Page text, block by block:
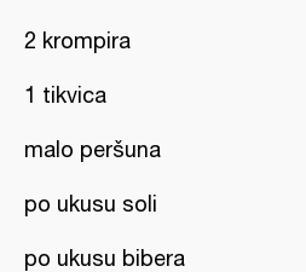
2 krompira
1 tikvica
malo peršuna
po ukusu soli
po ukusu bibera